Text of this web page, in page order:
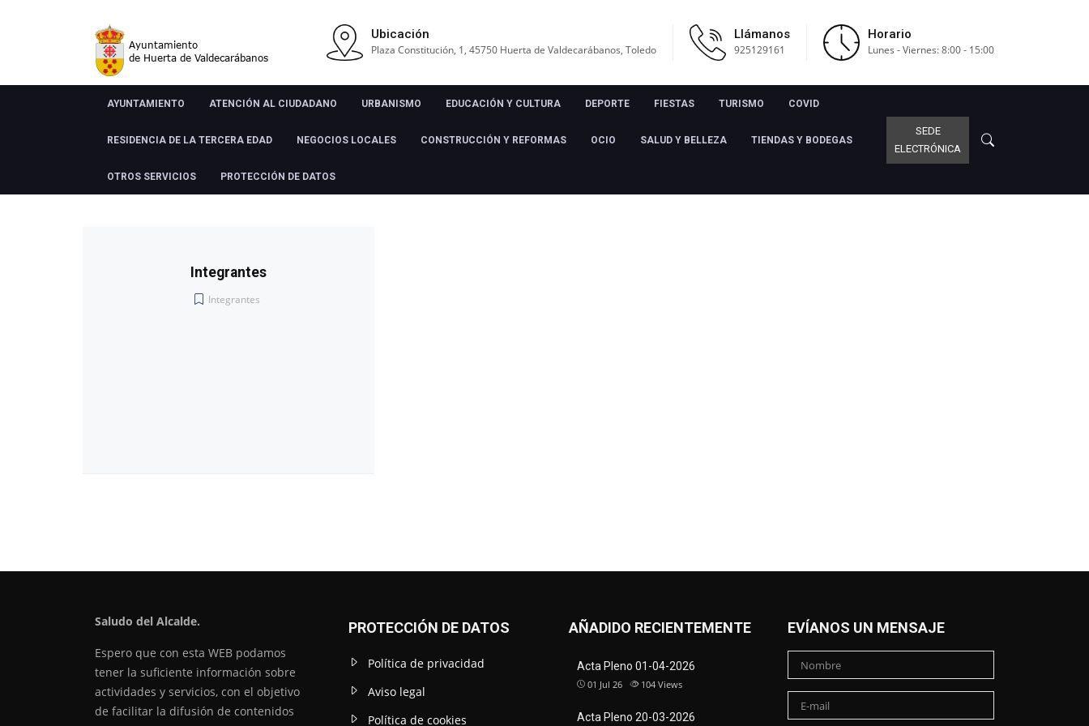
Ubicación
Plaza Constitución, 1, 45750 Huerta de Valdecarábanos, Toledo
Llámanos
925129161
Horario
Lunes - Viernes: 8:00 - 15:00
AYUNTAMIENTO ATENCIÓN AL CIUDADANO URBANISMO EDUCACIÓN Y CULTURA DEPORTE FIESTAS TURISMO COVID
RESIDENCIA DE LA TERCERA EDAD NEGOCIOS LOCALES CONSTRUCCIÓN Y REFORMAS OCIO SALUD Y BELLEZA TIENDAS Y BODEGAS
OTROS SERVICIOS PROTECCIÓN DE DATOS
SEDE
ELECTRÓNICA
Integrantes
Integrantes
Saludo del Alcalde.
Espero que con esta WEB podamos
tener la suficiente información sobre
actividades y servicios, con el objetivo
de facilitar la difusión de contenidos
PROTECCIÓN DE DATOS
Política de privacidad
Aviso legal
Política de cookies
AÑADIDO RECIENTEMENTE
Acta Pleno 01-04-2026
01 Jul 26 104 Views
Acta Pleno 20-03-2026
EVÍANOS UN MENSAJE